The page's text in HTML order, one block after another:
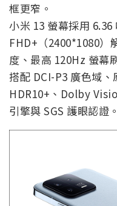
框更窄。
小米 13 螢幕採用
FHD+（2400*1080）
度、最高 120Hz 螢幕
搭配 DCI-P3 廣色域、
HDR10+、Dolby
引擎與 SGS 護眼認證。